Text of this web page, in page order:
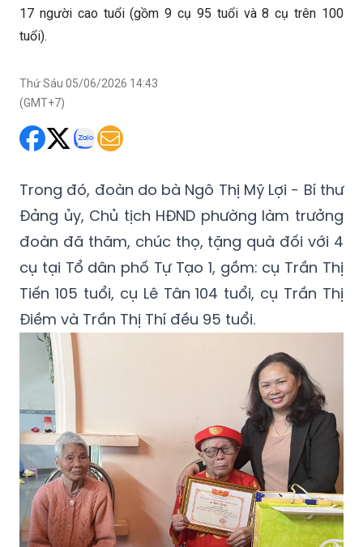
17 người cao tuổi (gồm 9 cụ 95 tuổi và 8 cụ trên 100
tuổi).
Thứ Sáu 05/06/2026 14:43
(GMT+7)
Trong đó, đoàn do bà Ngô Thị Mỹ Lợi - Bí thư
Đảng ủy, Chủ tịch HĐND phường làm trưởng
đoàn đã thăm, chúc thọ, tặng quà đối với 4
cụ tại Tổ dân phố Tự Tạo 1, gồm: cụ Trần Thị
Tiến 105 tuổi, cụ Lê Tân 104 tuổi, cụ Trần Thị
Điềm và Trần Thị Thí đều 95 tuổi.